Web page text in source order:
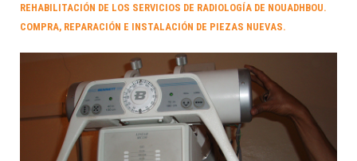
REHABILITACIÓN DE LOS SERVICIOS DE RADIOLOGÍA DE NOUADHBOU.
COMPRA, REPARACIÓN E INSTALACIÓN DE PIEZAS NUEVAS.